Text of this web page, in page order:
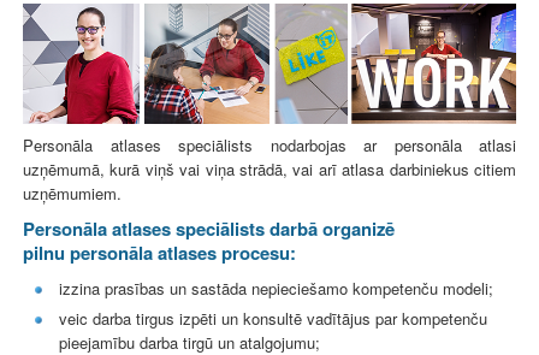
p
a
s
a
u
l
e
Personāla atlases speciālists nodarbojas ar personāla atlasi
uzņēmumā, kurā viņš vai viņa strādā, vai arī atlasa darbiniekus citiem
uzņēmumiem.
Personāla atlases speciālists darbā organizē
pilnu personāla atlases procesu:
izzina prasības un sastāda nepieciešamo kompetenču modeli;
veic darba tirgus izpēti un konsultē vadītājus par kompetenču
pieejamību darba tirgū un atalgojumu;